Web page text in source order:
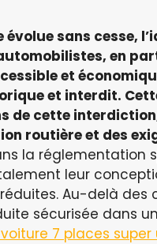
sans cesse,
en
et
et interdit.
de cette
routièreet des
la réglementation
leur
Au-delà des
sécurisée dans
7 places super